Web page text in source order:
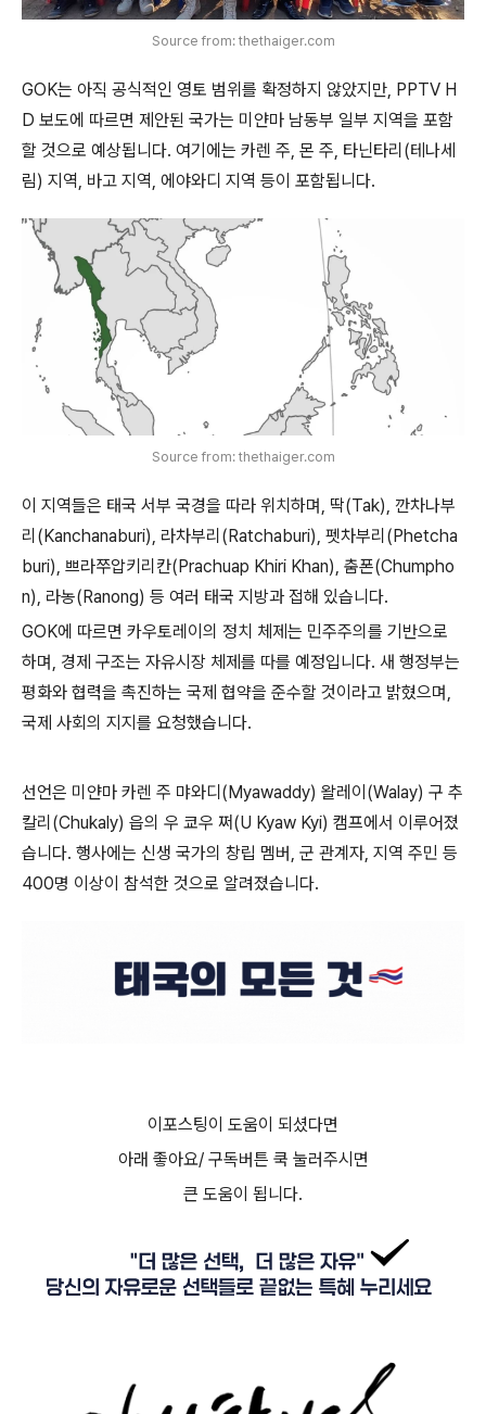
Source from: thethaiger.com
GOK는 아직 공식적인 영토 범위를 확정하지 않았지만, PPTV H
D 보도에 따르면 제안된 국가는 미얀마 남동부 일부 지역을 포함
할 것으로 예상됩니다. 여기에는 카렌 주, 몬 주, 타닌타리(테나세
림) 지역, 바고 지역, 에야와디 지역 등이 포함됩니다.
Source from: thethaiger.com
이 지역들은 태국 서부 국경을 따라 위치하며, 딱(Tak), 깐차나부
리(Kanchanaburi), 라차부리(Ratchaburi), 펫차부리(Phetcha
buri), 쁘라쭈압키리칸(Prachuap Khiri Khan), 춤폰(Chumpho
n), 라농(Ranong) 등 여러 태국 지방과 접해 있습니다.
GOK에 따르면 카우토레이의 정치 체제는 민주주의를 기반으로
하며, 경제 구조는 자유시장 체제를 따를 예정입니다. 새 행정부는
평화와 협력을 촉진하는 국제 협약을 준수할 것이라고 밝혔으며,
국제 사회의 지지를 요청했습니다.
선언은 미얀마 카렌 주 먀와디(Myawaddy) 왈레이(Walay) 구 추
칼리(Chukaly) 읍의 우 쿄우 쩌(U Kyaw Kyi) 캠프에서 이루어졌
습니다. 행사에는 신생 국가의 창립 멤버, 군 관계자, 지역 주민 등
400명 이상이 참석한 것으로 알려졌습니다.
이포스팅이 도움이 되셨다면
아래 좋아요/ 구독버튼 쿡 눌러주시면
큰 도움이 됩니다.